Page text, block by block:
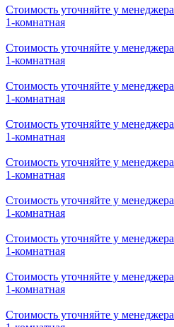
Стоимость уточняйте у менеджера
1-комнатная
Стоимость уточняйте у менеджера
1-комнатная
Стоимость уточняйте у менеджера
1-комнатная
Стоимость уточняйте у менеджера
1-комнатная
Стоимость уточняйте у менеджера
1-комнатная
Стоимость уточняйте у менеджера
1-комнатная
Стоимость уточняйте у менеджера
1-комнатная
Стоимость уточняйте у менеджера
1-комнатная
Стоимость уточняйте у менеджера